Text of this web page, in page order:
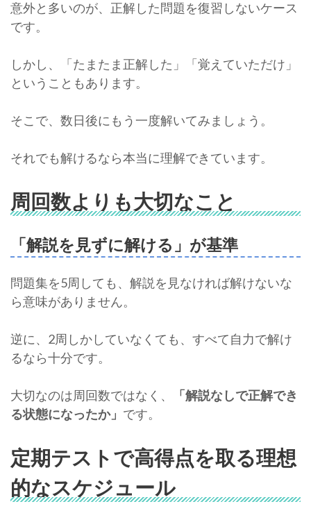
意外と多いのが、正解した問題を復習しないケース
です。
しかし、「たまたま正解した」「覚えていただけ」
ということもあります。
そこで、数日後にもう一度解いてみましょう。
それでも解けるなら本当に理解できています。
周回数よりも大切なこと
「解説を見ずに解ける」が基準
問題集を5周しても、解説を見なければ解けないな
ら意味がありません。
逆に、2周しかしていなくても、すべて自力で解け
るなら十分です。
大切なのは周回数ではなく、
「解説なしで正解でき
る状態になったか」 です。
定期テストで高得点を取る理想
的なスケジュール